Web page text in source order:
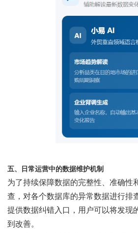
五、日常运营中的数据维护机制
为了持续保障数据的完整性、准确性
查，对各个数据库的异常数据进行排
提供数据纠错入口，用户可以将发现
到改善。